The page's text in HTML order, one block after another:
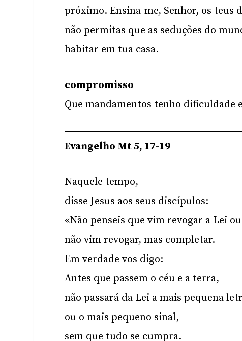
próximo. Ensina-me, Senhor, os teus
não permitas que as seduções do
habitar em tua casa.
compromisso
Que mandamentos tenho dificuldade
Evangelho Mt 5, 17-19
Naquele tempo,
disse Jesus aos seus discípulos:
«Não penseis que vim revogar a Lei
não vim revogar, mas completar.
Em verdade vos digo:
Antes que passem o céu e a terra,
não passará da Lei a mais pequena
ou o mais pequeno sinal,
sem que tudo se cumpra.